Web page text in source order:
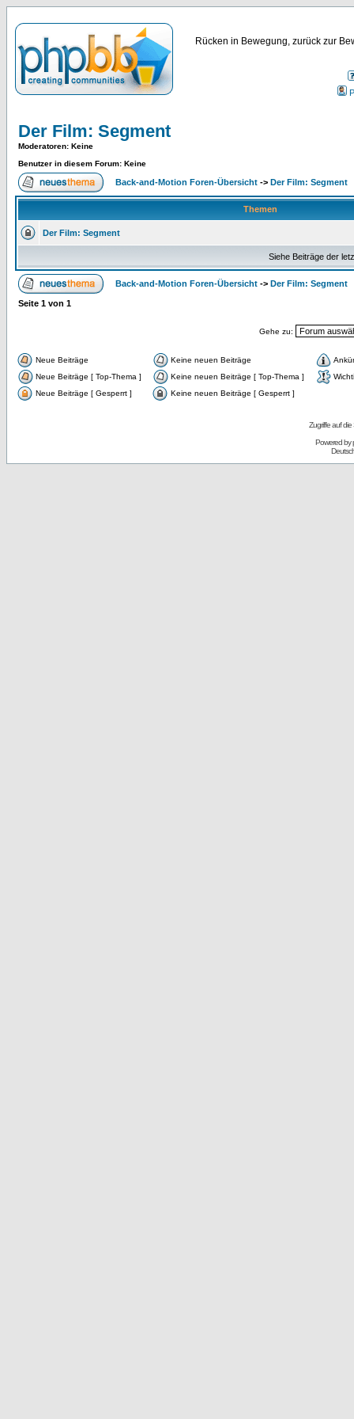
Rücken in Bewegung, zurück zur
Der Film: Segment
Moderatoren: Keine
Benutzer in diesem Forum: Keine
Back-and-Motion Foren-Übersicht -> Der Film: Segment
Themen
Der Film: Segment
Siehe Beiträge der
Back-and-Motion Foren-Übersicht -> Der Film: Segment
Seite 1 von 1
Gehe zu:
Neue Beiträge Keine neuen Beiträge
Neue Beiträge [ Top-Thema ]
Keine neuen Beiträge [ Top-Thema ]
Neue Beiträge [ Gesperrt ]
Keine neuen Beiträge [ Gesperrt ]
Zugriffe auf
Powered by